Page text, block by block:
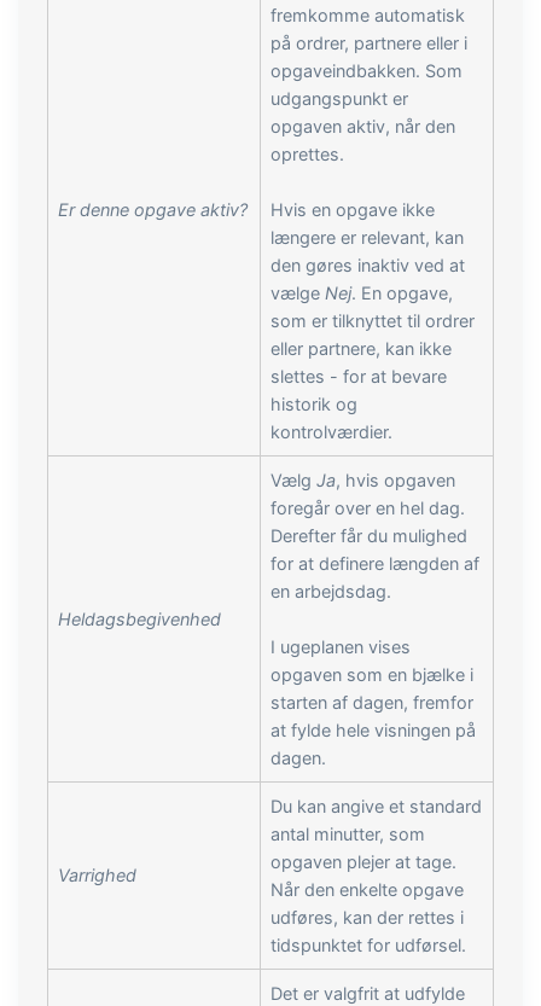
Er denne opgave aktiv?
fremkomme automatisk
på ordrer, partnere eller i
opgaveindbakken. Som
udgangspunkt er
opgaven aktiv, når den
oprettes.
Hvis en opgave ikke
længere er relevant, kan
den gøres inaktiv ved at
vælge Nej. En opgave,
som er tilknyttet til ordrer
eller partnere, kan ikke
slettes - for at bevare
historik og
kontrolværdier.
Heldagsbegivenhed
Vælg Ja, hvis opgaven
foregår over en hel dag.
Derefter får du mulighed
for at definere længden af
en arbejdsdag.
I ugeplanen vises
opgaven som en bjælke i
starten af dagen, fremfor
at fylde hele visningen på
dagen.
Varrighed
Du kan angive et standard
antal minutter, som
opgaven plejer at tage.
Når den enkelte opgave
udføres, kan der rettes i
tidspunktet for udførsel.
Det er valgfrit at udfylde